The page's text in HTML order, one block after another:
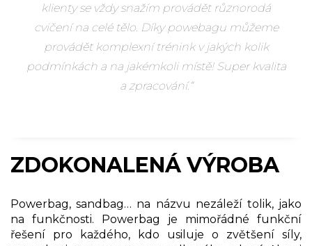
klienty se vždy snažím provádět různorodá
cvičení na celé tělo. Díky powebagu můžeme
provádět komplexní trénink v jakých kolik
podmínkách a na jakémkoli místě! Super kvalita
a zpracování.“
ZDOKONALENÁ VÝROBA
Powerbag, sandbag… na názvu nezáleží tolik, jako
na funkčnosti. Powerbag je mimořádné funkční
řešení pro každého, kdo usiluje o zvětšení síly,